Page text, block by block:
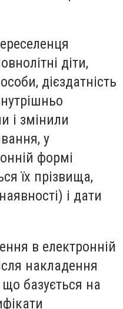
діти,
дієздатність
і змінили
у
формі
їх прізвища,
і дати
в електронній
накладення
базується на